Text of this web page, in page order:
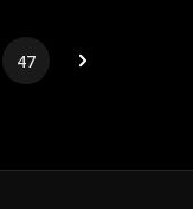
47